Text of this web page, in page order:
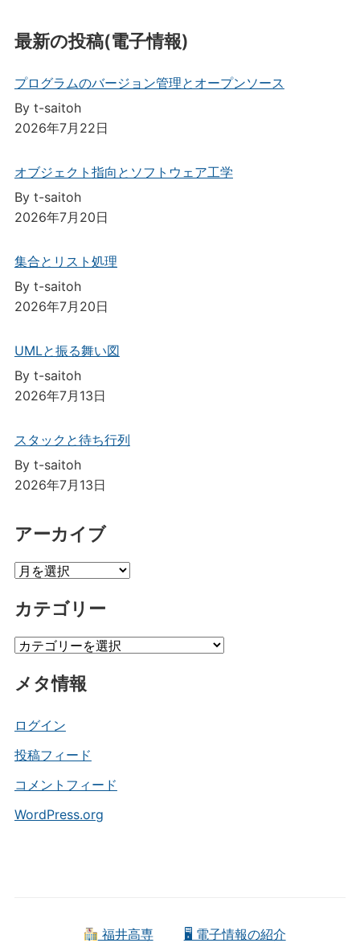
最新の投稿(電子情報)
プログラムのバージョン管理とオープンソース
By t-saitoh
2026年7月22日
オブジェクト指向とソフトウェア工学
By t-saitoh
2026年7月20日
集合とリスト処理
By t-saitoh
2026年7月20日
UMLと振る舞い図
By t-saitoh
2026年7月13日
スタックと待ち行列
By t-saitoh
2026年7月13日
アーカイブ
ア
カ
ブ
カテゴリー
カ
ゴ
ー
メタ情報
ログイン
投稿フィード
コメントフィード
WordPress.org
福井高専 🖥 電子情報の紹介